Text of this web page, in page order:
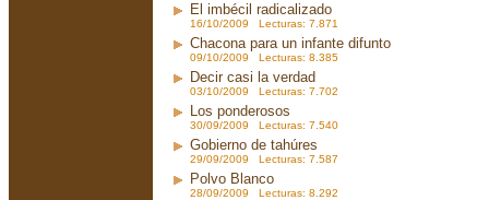
El imbécil radicalizado
16/10/2009 Lecturas: 7.871
Chacona para un infante difunto
09/10/2009 Lecturas: 8.385
Decir casi la verdad
03/10/2009 Lecturas: 7.702
Los ponderosos
30/09/2009 Lecturas: 7.540
Gobierno de tahúres
29/09/2009 Lecturas: 7.587
Polvo Blanco
28/09/2009 Lecturas: 8.292